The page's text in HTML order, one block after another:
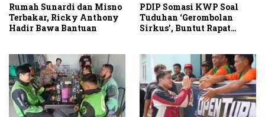
Rumah Sunardi dan Misno
Terbakar, Ricky Anthony
Hadir Bawa Bantuan
PDIP Somasi KWP Soal
Tuduhan ‘Gerombolan
Sirkus’, Buntut Rapat